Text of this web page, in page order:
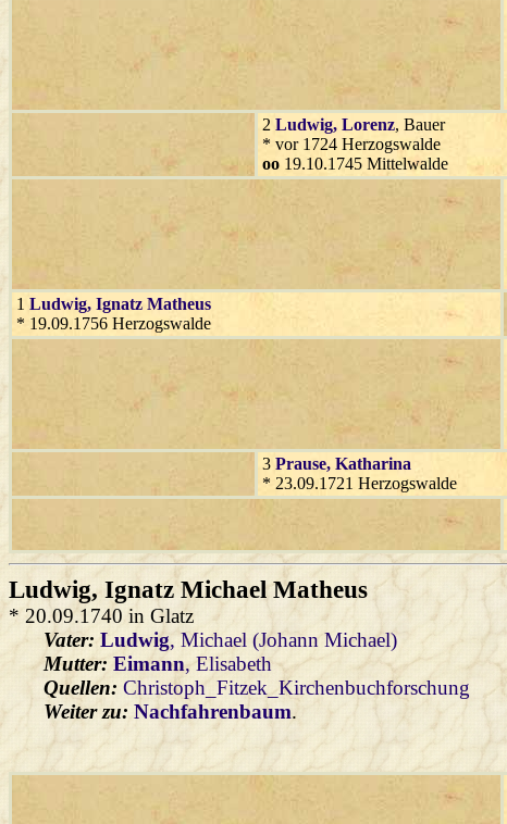
2 Ludwig, Lorenz, Bauer
* vor 1724 Herzogswalde
oo 19.10.1745 Mittelwalde
1 Ludwig, Ignatz Matheus
* 19.09.1756 Herzogswalde
3 Prause, Katharina
* 23.09.1721 Herzogswalde
Ludwig, Ignatz Michael Matheus
* 20.09.1740 in Glatz
Vater:Ludwig, Michael (Johann Michael)
Mutter: Eimann, Elisabeth
Quellen: Christoph_Fitzek_Kirchenbuchforschung
Weiter zu: Nachfahrenbaum.